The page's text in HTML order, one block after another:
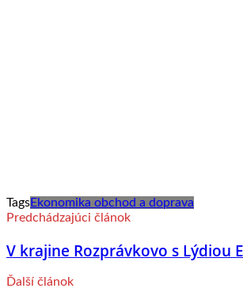
TagsEkonomika obchod a doprava
Predchádzajúci článok
V krajine Rozprávkovo s Lýdiou
Ďalší článok